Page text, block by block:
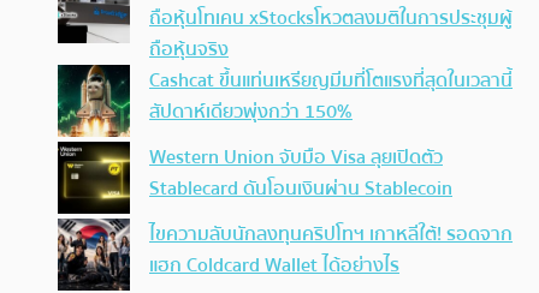
ถือหุ้นโทเคน xStocksโหวตลงมติในการประชุมผู้
ถือหุ้นจริง
Cashcat ขึ้นแท่นเหรียญมีมที่โตแรงที่สุดในเวลานี้
สัปดาห์เดียวพุ่งกว่า 150%
Western Union จับมือ Visa ลุยเปิดตัว
Stablecard ดันโอนเงินผ่าน Stablecoin
ไขความลับนักลงทุนคริปโทฯ เกาหลีใต้! รอดจาก
แฮก Coldcard Wallet ได้อย่างไร